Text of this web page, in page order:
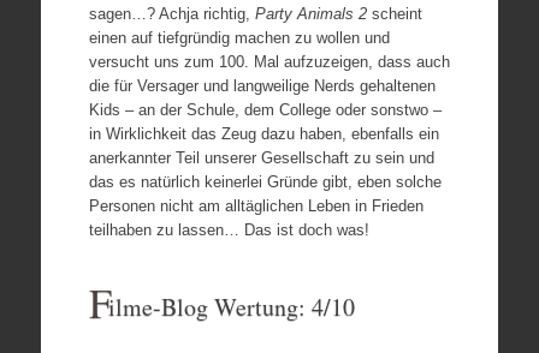
sagen…? Achja richtig, Party Animals 2scheint
einen auf tiefgründig machen zu wollen und
versucht uns zum 100. Mal aufzuzeigen, dass auch
die für Versager und langweilige Nerds gehaltenen
Kids – an der Schule, dem College oder sonstwo –
in Wirklichkeit das Zeug dazu haben, ebenfalls ein
anerkannter Teil unserer Gesellschaft zu sein und
das es natürlich keinerlei Gründe gibt, eben solche
Personen nicht am alltäglichen Leben in Frieden
teilhaben zu lassen… Das ist doch was!
Filme-Blog Wertung: 4/10